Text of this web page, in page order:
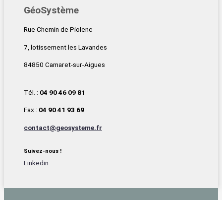
GéoSystème
Rue Chemin de Piolenc
7, lotissement les Lavandes
84850 Camaret-sur-Aigues
Tél. : 04 90 46 09 81
Fax : 04 90 41 93 69
contact@geosysteme.fr
Suivez-nous !
Linkedin